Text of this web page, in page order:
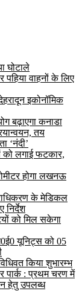
घोटाले
पहिया वाहनों के लिए
इकोनॉमिक
बढ़ाएगा कनाडा
तय
‘नंदी’
को लगाई फटकार,
होगा लखनऊ
के मेडिकल
निर्देश
को मिल सकेगा
यूनिट्स को 05
किया शुभारम्भ
पार्क : प्रथम चरण में
हेतु उपलब्ध